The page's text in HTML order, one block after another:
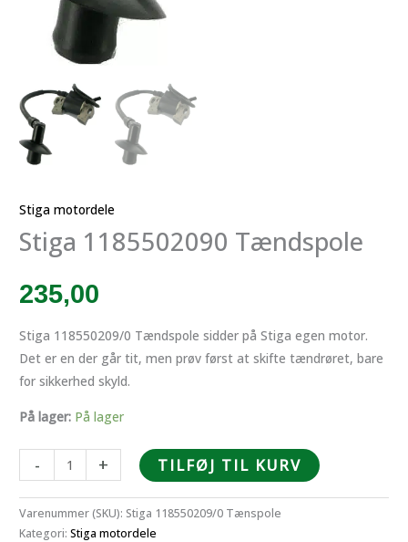
Stiga motordele
Stiga 1185502090 Tændspole
235,00
Stiga 118550209/0 Tændspole sidder på Stiga egen motor.
Det er en der går tit, men prøv først at skifte tændrøret, bare
for sikkerhed skyld.
På lager: På lager
-
1185502090
Tændspole
antal
+ TILFØJ TIL KURV
Varenummer (SKU): Stiga 118550209/0 Tænspole
Kategori:Stiga motordele